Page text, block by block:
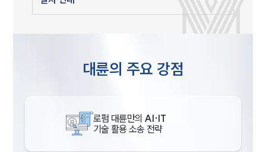
대륜의 주요 강점
로펌 대륜만의 AI·IT
기술 활용 소송 전략